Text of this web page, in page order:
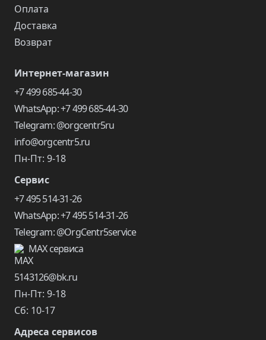
Оплата
Доставка
Возврат
Интернет-магазин
+7 499 685-44-30
WhatsApp: +7 499 685-44-30
Telegram: @orgcentr5ru
info@orgcentr5.ru
Пн-Пт: 9-18
Сервис
+7 495 514-31-26
WhatsApp: +7 495 514-31-26
Telegram: @OrgCentr5service
MAX сервиса
5143126@bk.ru
Пн-Пт: 9-18
Сб: 10-17
Адреса сервисов